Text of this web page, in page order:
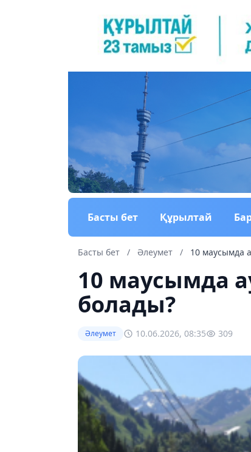
Басты бет Құрылтай
Басты бет / Әлеумет / 10 маусымда
10 маусымда
болады?
Әлеумет 10.06.2026, 08:35 309